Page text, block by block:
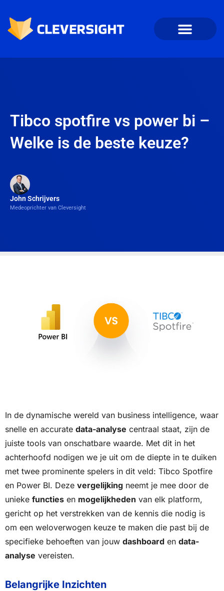
Tibco spotfire vs power bi –
Welke is de beste keuze?
John Schrijvers
Medeoprichter van Cleversight
In de dynamische wereld van business intelligence, waar
snelle en accurate data-analyse centraal staat, zijn de
juiste tools van onschatbare waarde. Met dit in het
achterhoofd nodigen we je uit om de diepte in te duiken
met twee prominente spelers in dit veld: Tibco Spotfire
en Power BI. Deze vergelijking neemt je mee door de
unieke functies en mogelijkheden van elk platform,
gericht op het verstrekken van de kennis die nodig is
om een weloverwogen keuze te maken die past bij de
specifieke behoeften van jouw dashboard en data-
analyse vereisten.
Belangrijke Inzichten